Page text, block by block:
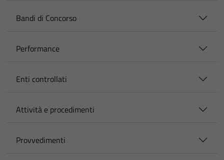
Bandi di Concorso
Performance
Enti controllati
Attività e procedimenti
Provvedimenti